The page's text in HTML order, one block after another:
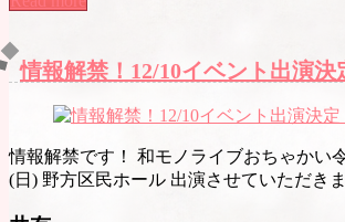
情報解禁！12/10イベント出演決
情報解禁です！ 和モノライブおちゃかい
(日) 野方区民ホール 出演させていただきま